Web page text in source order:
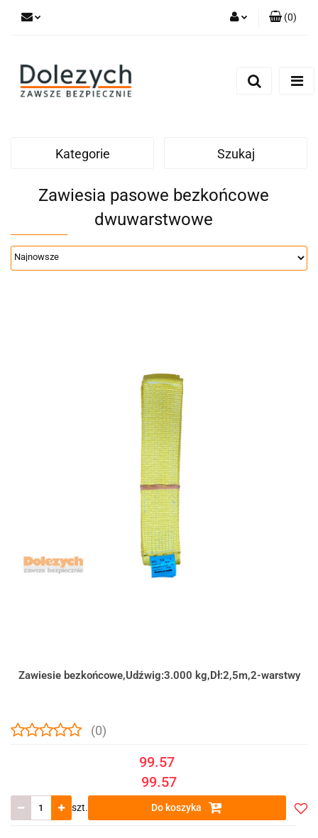
(0)
Kategorie Szukaj
Zawiesia pasowe bezkońcowe
dwuwarstwowe
Zawiesie bezkońcowe,Udźwig:3.000 kg,Dł:2,5m,2-warstwy
(0)
99.57
99.57
szt. Do koszyka